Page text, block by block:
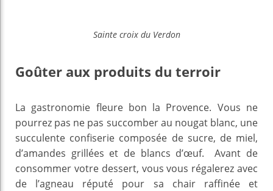
Sainte croix du Verdon
Goûter aux produits du terroir
La gastronomie fleure bon la Provence. Vous ne
pourrez pas ne pas succomber au nougat blanc, une
succulente confiserie composée de sucre, de miel,
d’amandes grillées et de blancs d’œuf. Avant de
consommer votre dessert, vous vous régalerez avec
de l’agneau réputé pour sa chair raffinée et